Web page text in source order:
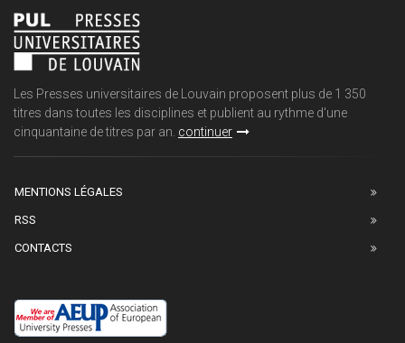
Les Presses universitaires de Louvain proposent plus de 1 350
titres dans toutes les disciplines et publient au rythme d'une
cinquantaine de titres par an. continuer
MENTIONS LÉGALES
RSS
CONTACTS